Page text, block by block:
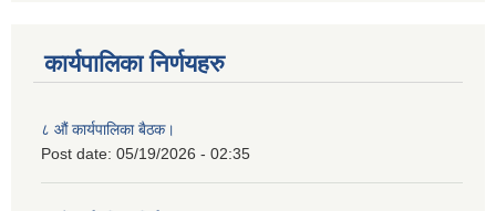
कार्यपालिका निर्णयहरु
८ औं कार्यपालिका बैठक।
Post date: 05/19/2026 - 02:35